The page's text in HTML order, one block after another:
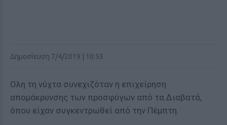
Δημοσίευση 7/4/2019 | 10:53
Ολη τη νύχτα συνεχιζόταν η επιχείρηση
απομάκρυνσης των προσφύγων από τα Διαβατά,
όπου είχαν συγκεντρωθεί από την Πέμπτη.